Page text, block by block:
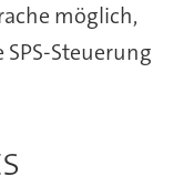
möglich,
Steuerung